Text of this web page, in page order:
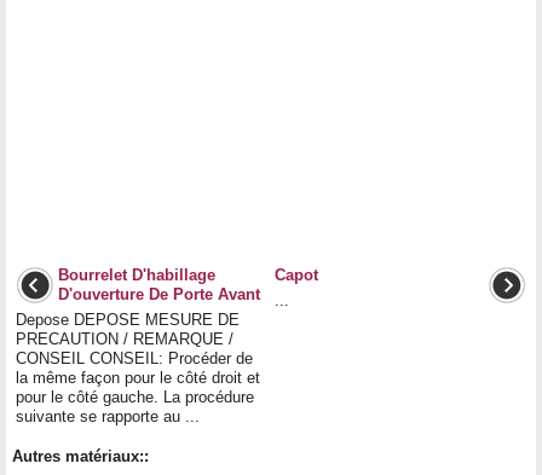
Bourrelet D'habillage
D'ouverture De Porte Avant
Depose DEPOSE MESURE DE
PRECAUTION / REMARQUE /
CONSEIL CONSEIL: Procéder de
la même façon pour le côté droit et
pour le côté gauche. La procédure
suivante se rapporte au ...
Capot
Autres matériaux::